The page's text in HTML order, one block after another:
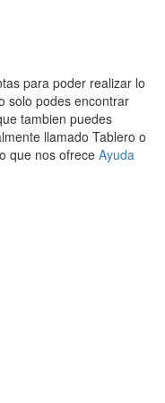
para poder realizar lo
solo podes encontrar
tambien puedes
llamado Tablero o
que nos ofrece Ayuda